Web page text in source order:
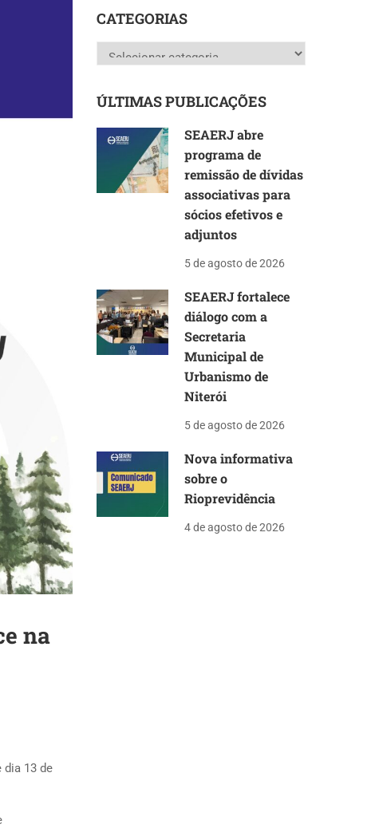
na
dia 13 de
CATEGORIAS
Categorias
ÚLTIMAS PUBLICAÇÕES
SEAERJ abre
programa de
remissão de dívidas
associativas para
sócios efetivos e
adjuntos
5 de agosto de 2026
SEAERJ fortalece
diálogo com a
Secretaria
Municipal de
Urbanismo de
Niterói
5 de agosto de 2026
Nova informativa
sobre o
Rioprevidência
4 de agosto de 2026